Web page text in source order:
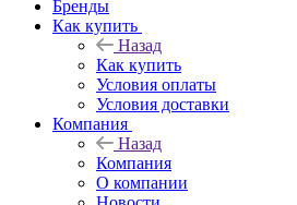
Бренды
Как купить
Назад
Как купить
Условия оплаты
Условия доставки
Компания
Назад
Компания
О компании